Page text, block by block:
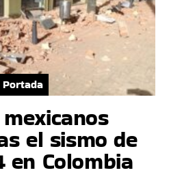
Portada
el sismo de
en Colombia